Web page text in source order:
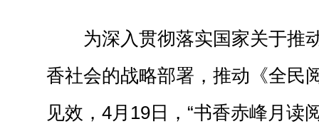
为深入贯彻落实国家关于推
香社会的战略部署，推动《全民
见效，4月19日，“书香赤峰月读